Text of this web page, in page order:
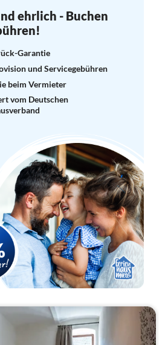
ehrlich - Buchen
Garantie
und Servicegebühren
beim Vermieter
vom Deutschen